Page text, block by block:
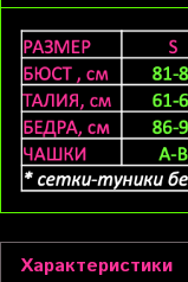
Характеристики